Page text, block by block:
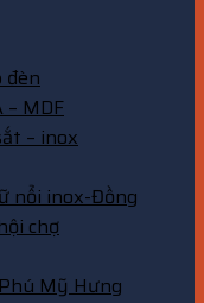
đèn
– MDF
– inox
nổi inox-Đồng
chợ
Mỹ Hưng